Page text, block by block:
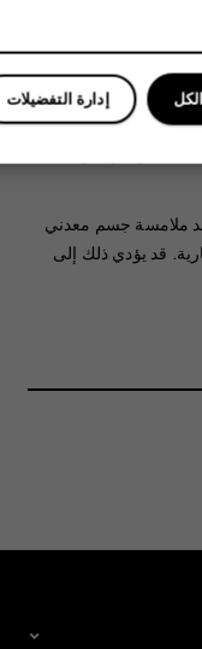
الخاص بك يحتوي على
قبل إزالة البطارية.
- وليس السلك
ملامسة جسم معدني
قد يؤدي ذلك إلى
إدارة التفضيلات